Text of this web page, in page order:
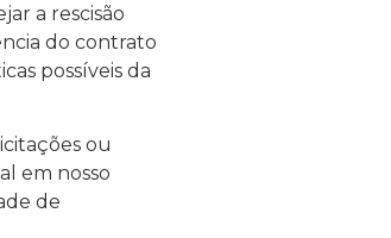
a rescisão
do contrato
possíveis da
ou
em nosso
de